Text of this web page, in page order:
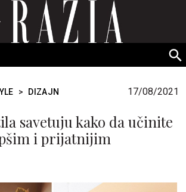
GRAZIA Srbija
> DIZAJN 17/08/2021
savetuju kako da učinite
i prijatnijim